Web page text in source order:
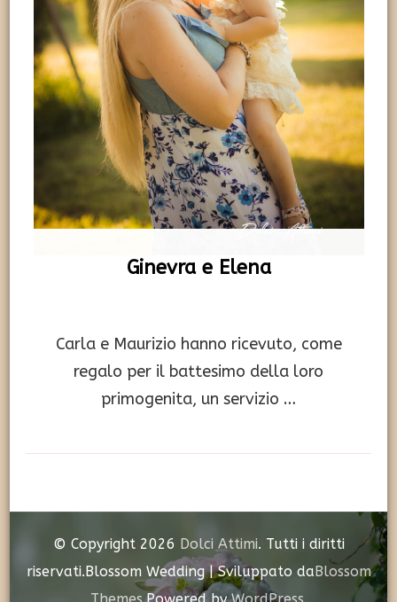
Ginevra e Elena
Carla e Maurizio hanno ricevuto, come
regalo per il battesimo della loro
primogenita, un servizio …
© Copyright 2026 Dolci Attimi. Tutti i diritti
riservati.Blossom Wedding | Sviluppato daBlossom
Themes.Powered byWordPress